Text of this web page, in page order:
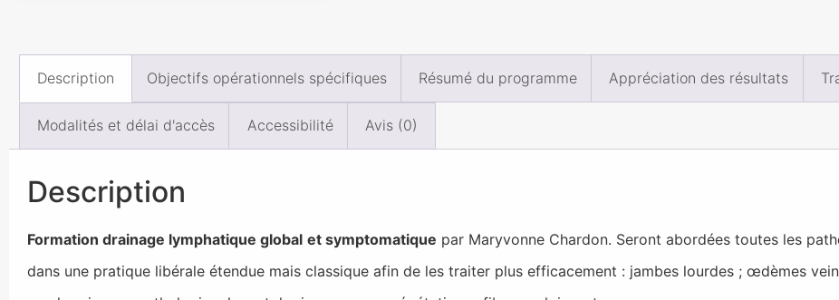
Description Objectifs opérationnels spécifiques Résumé du programme Appréciation des résultats
Modalités et délai d'accès Accessibilité Avis (0)
Description
Formation drainage lymphatique global et symptomatique par Maryvonne Chardon. Seront abordées toutes les
dans une pratique libérale étendue mais classique afin de les traiter plus efficacement : jambes lourdes ; œdèmes